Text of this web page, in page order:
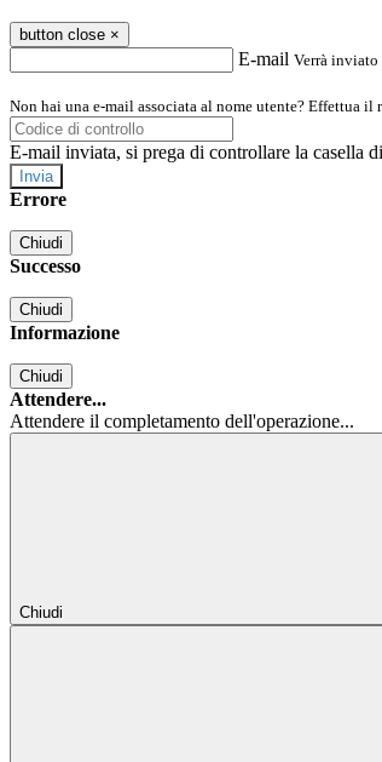
button close ×
E-mail Verrà
Non hai una e-mail associata al nome utente? Effettua il
E-mail inviata, si prega di controllare la casella
Errore
Chiudi
Successo
Chiudi
Informazione
Chiudi
Attendere...
Attendere il completamento dell'operazione...
Chiudi